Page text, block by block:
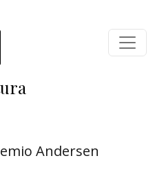
Andersen